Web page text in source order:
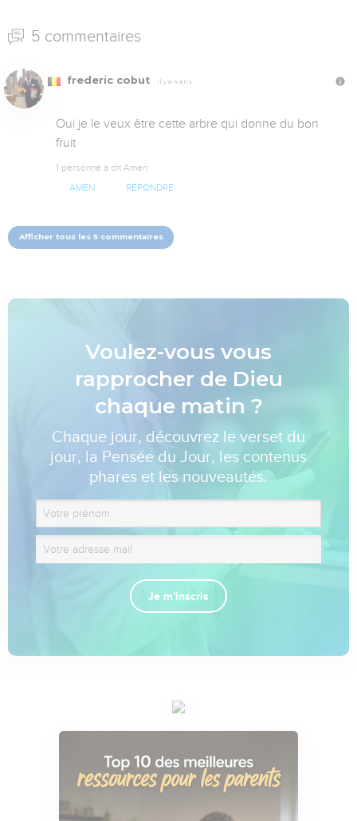
5 commentaires
frederic cobut Il y a 4 ans
Oui je le veux être cette arbre qui donne du bon
fruit
1 personne a dit Amen
AMEN RÉPONDRE
Afficher tous les 5 commentaires
Voulez-vous vous
rapprocher de Dieu
chaque matin ?
Chaque jour, découvrez le verset du
jour, la Pensée du Jour, les contenus
phares et les nouveautés.
Je m'inscris